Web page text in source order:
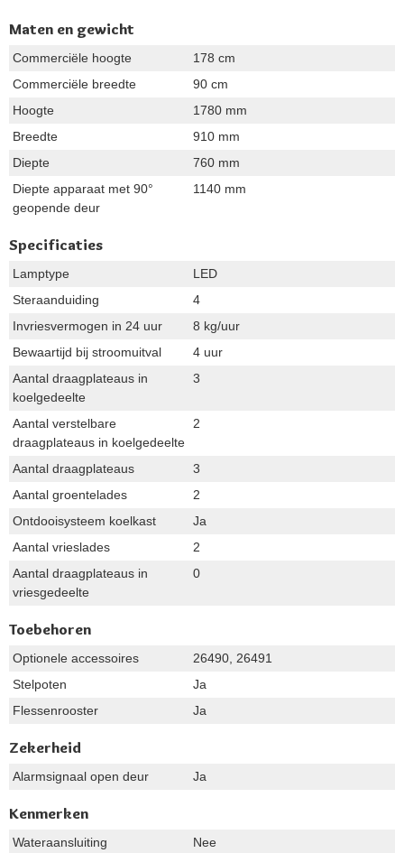
Maten en gewicht
Commerciële hoogte
178 cm
Commerciële breedte
90 cm
Hoogte
1780 mm
Breedte
910 mm
Diepte
760 mm
Diepte apparaat met 90°
geopende deur
1140 mm
Specificaties
Lamptype
LED
Steraanduiding
4
Invriesvermogen in 24 uur
8 kg/uur
Bewaartijd bij stroomuitval
4 uur
Aantal draagplateaus in
koelgedeelte
3
Aantal verstelbare
draagplateaus in koelgedeelte
2
Aantal draagplateaus
3
Aantal groentelades
2
Ontdooisysteem koelkast
Ja
Aantal vrieslades
2
Aantal draagplateaus in
vriesgedeelte
0
Toebehoren
Optionele accessoires
26490, 26491
Stelpoten
Ja
Flessenrooster
Ja
Zekerheid
Alarmsignaal open deur Ja
Kenmerken
Wateraansluiting Nee